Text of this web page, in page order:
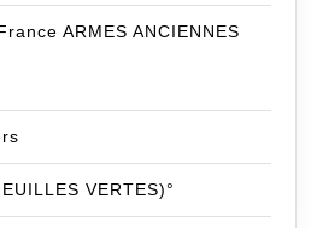
ARMES ANCIENNES
VERTES)°